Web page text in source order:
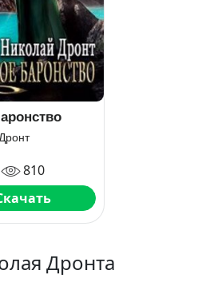
810
Дронта